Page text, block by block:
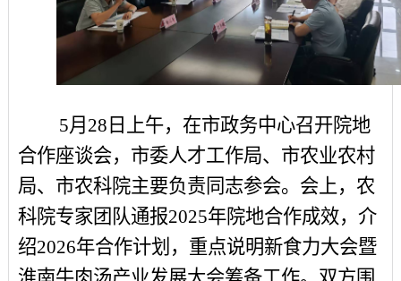
5月28日上午，在市政务中心召开院地
合作座谈会，市委人才工作局、市农业农村
局、市农科院主要负责同志参会。会上，农
科院专家团队通报2025年院地合作成效，介
绍2026年合作计划，重点说明新食力大会暨